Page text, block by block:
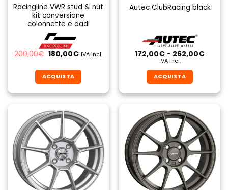
Racingline VWR stud & nut
kit conversione
colonnette e dadi
200,00€ Il
prezzo
era:
200,00€.
180,00€Il
è:
180,00€.
IVA incl.
ACQUISTA
prodotto
ha
più
varianti.
Le
opzioni
possono
essere
scelte
Autec ClubRacing black
172,00€ - 262,00€Fascia
IVA incl.
ACQUISTA
prodotto
ha
più
varianti.
Le
opzioni
possono
essere
scelte